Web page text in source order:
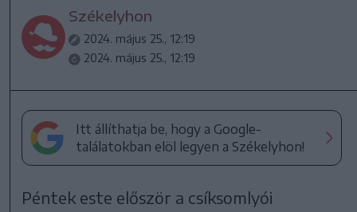
Székelyhon
2024. május 25., 12:19
2024. május 25., 12:19
Itt állíthatja be, hogy a Google-
találatokban elöl legyen a Székelyhon!
Péntek este először a csíksomlyói